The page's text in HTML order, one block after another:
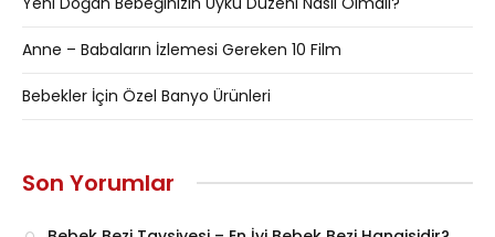
Anne – Babaların İzlemesi Gereken 10 Film
Bebekler İçin Özel Banyo Ürünleri
Son Yorumlar